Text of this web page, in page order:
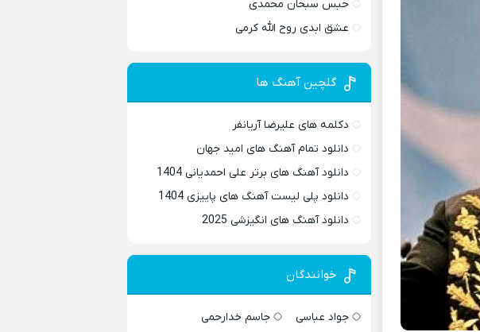
حبس سبحان محمدی
عشق ابدی روح الله کرمی
گلچین آهنگ ها
دکلمه های علیرضا آریانفر
دانلود تمام آهنگ های امید جهان
دانلود آهنگ های برتر علی احمدیانی 1404
دانلود پلی لیست آهنگ های پاییزی 1404
دانلود آهنگ های انگیزشی 2025
خوانندگان
جواد عباسی
جاسم خدارحمی